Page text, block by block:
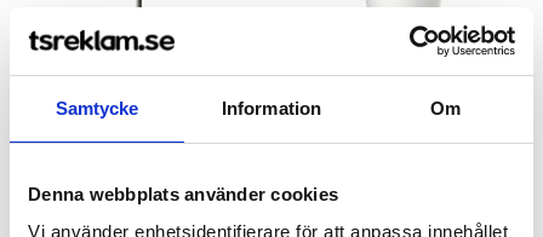
Samtycke Information Om
Denna webbplats använder cookies
Vi använder enhetsidentifierare för att anpassa innehållet
Recycled
plast bordslampa
fr. 397,00 kr exkl moms
fr. 504,00 kr exkl moms